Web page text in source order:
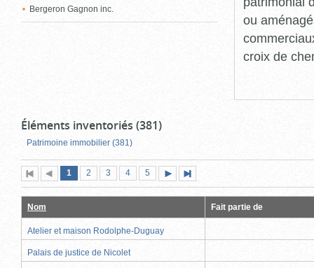
Bergeron Gagnon inc.
ou
croix de
Éléments inventoriés (381)
Patrimoine immobilier (381)
Première
page
Page
précédente
Page
1 (page
actuelle)
Page
2 Page
3 Page
4 Page
5
suivante
page
Nom Fait partie de
Atelier et maison Rodolphe-Duguay
Palais de justice de Nicolet